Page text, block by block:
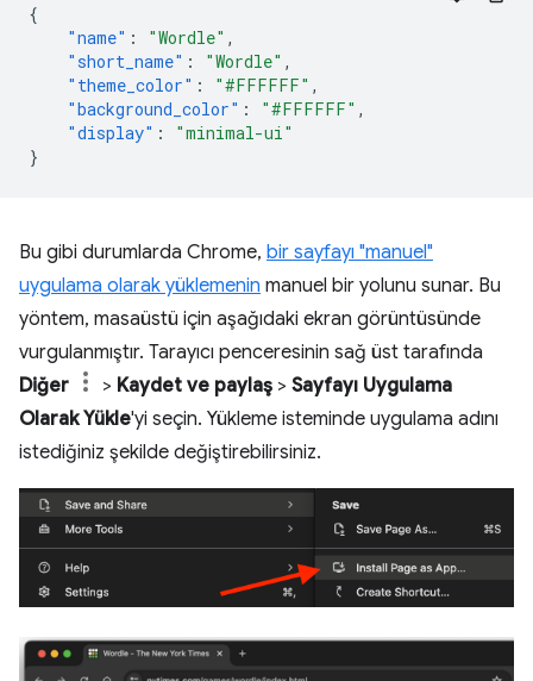
{
"name" : "Wordle" ,
"short_name" : "Wordle" ,
"theme_color" : "#FFFFFF" ,
"background_color" : "#FFFFFF" ,
"display" :
"minimal-ui"
}
Bu gibi durumlarda Chrome, bir sayfayı "manuel"
uygulama olarak yüklemenin manuel bir yolunu sunar. Bu
yöntem, masaüstü için aşağıdaki ekran görüntüsünde
vurgulanmıştır. Tarayıcı penceresinin sağ üst tarafında
Diğer
> Kaydet ve paylaş > Sayfayı Uygulama
Olarak Yükle'yi seçin. Yükleme isteminde uygulama adını
istediğiniz şekilde değiştirebilirsiniz.